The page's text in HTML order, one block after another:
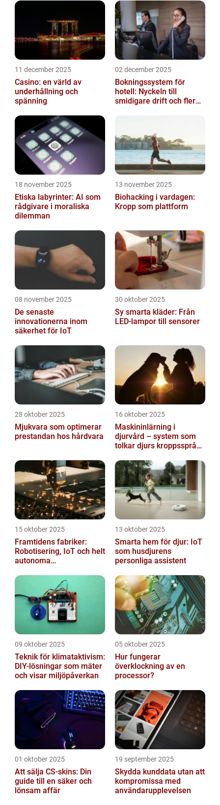
11 december 2025
Casino: en värld av
underhållning och
spänning
02 december 2025
Bokningssystem för
hotell: Nyckeln till
smidigare drift och fler
18 november 2025
Etiska labyrinter: AI som
rådgivare i moraliska
dilemman
13 november 2025
Biohacking i vardagen:
Kropp som plattform
08 november 2025
De senaste
innovationerna inom
säkerhet för IoT
30 oktober 2025
Sy smarta kläder: Från
LED-lampor till sensorer
28 oktober 2025
Mjukvara som optimerar
prestandan hos hårdvara
16 oktober 2025
Maskininlärning i
djurvård – system som
tolkar djurs kroppsspråk
15 oktober 2025
Framtidens fabriker:
Robotisering, IoT och helt
autonoma
13 oktober 2025
Smarta hem för djur: IoT
som husdjurens
personliga assistent
09 oktober 2025
Teknik för klimataktivism:
DIY-lösningar som mäter
och visar miljöpåverkan
05 oktober 2025
Hur fungerar
överklockning av en
processor?
01 oktober 2025
Att sälja CS-skins: Din
guide till en säker och
lönsam affär
19 september 2025
Skydda kunddata utan att
kompromissa med
användarupplevelsen